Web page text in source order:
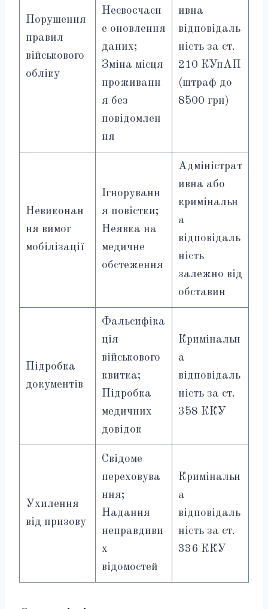
Порушення
правил
військового
обліку
Несвоєчасн
е оновлення
даних;
Зміна місця
проживанн
я без
повідомлен
ня
ивна
відповідаль
ність за ст.
210 КУпАП
(штраф до
8500 грн)
Невиконан
ня вимог
мобілізації
Ігноруванн
я повістки;
Неявка на
медичне
обстеження
Адміністрат
ивна або
кримінальн
а
відповідаль
ність
залежно від
обставин
Підробка
документів
Фальсифіка
ція
військового
квитка;
Підробка
медичних
довідок
Кримінальн
а
відповідаль
ність за ст.
358 ККУ
Ухилення
від призову
Свідоме
переховува
ння;
Надання
неправдиви
х
відомостей
Кримінальн
а
відповідаль
ність за ст.
336 ККУ